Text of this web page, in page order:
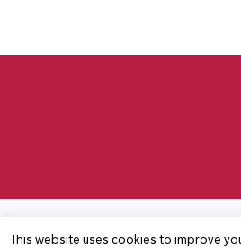
This website uses cookies to improve